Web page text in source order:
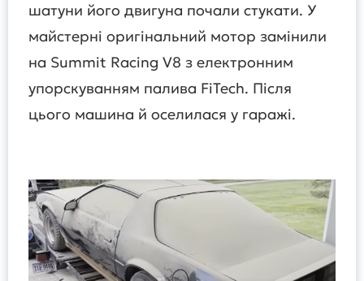
шатуни його двигуна почали стукати. У
майстерні оригінальний мотор замінили
на Summit Racing V8 з електронним
упорскуванням палива FiTech. Після
цього машина й оселилася у гаражі.